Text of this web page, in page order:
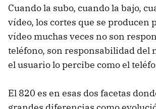
Cuando la subo, cuando la bajo,
vídeo, los cortes que se producen
vídeo muchas veces no son
teléfono, son responsabilidad del
el usuario lo percibe como el
El 820 es en esas dos facetas